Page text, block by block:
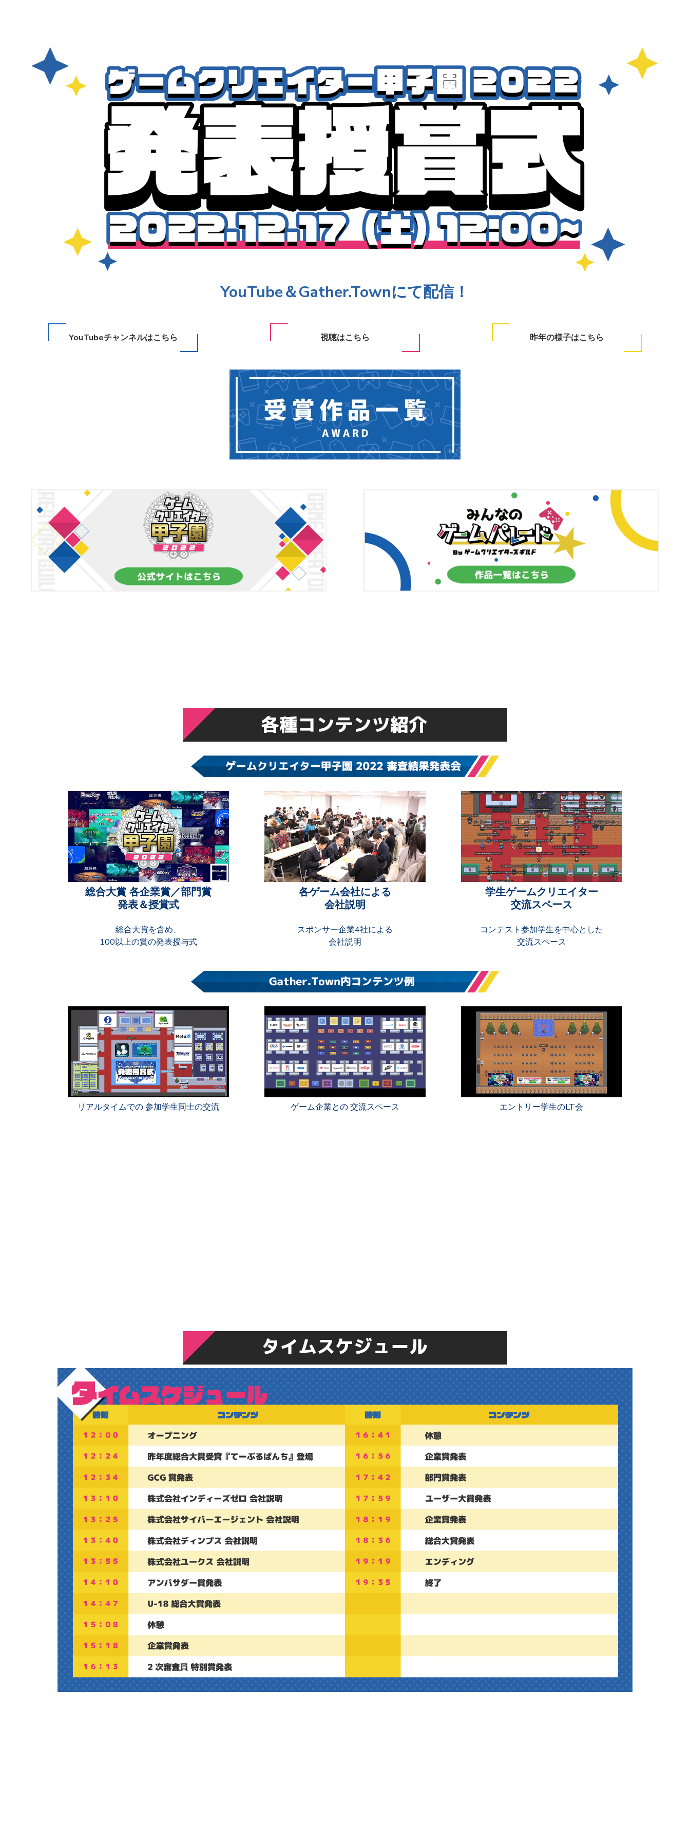
YouTube＆Gather.Townにて配信！
YouTubeチャンネルはこちら 視聴はこちら 昨年の様子はこちら
総合大賞 各企業賞／部門賞
発表＆授賞式
総合大賞を含め、
100以上の賞の発表授与式
各ゲーム会社による
会社説明
スポンサー企業4社による
会社説明
学生ゲームクリエイター
交流スペース
コンテスト参加学生を中心とした
交流スペース
リアルタイムでの 参加学生同士の交流 ゲーム企業との 交流スペース エントリー学生のLT会